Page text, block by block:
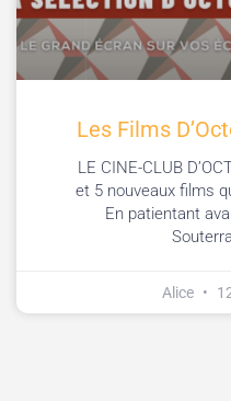
Les Films
LE CINE-CLUB
et 5 nouveaux films
En patientant
Alice